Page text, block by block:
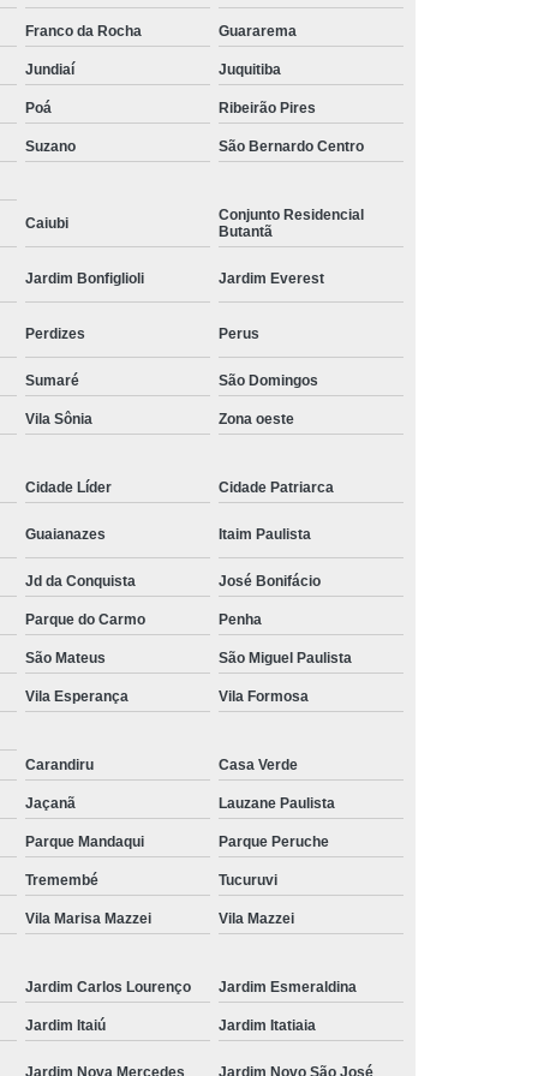
Conserto Servo Amplifier Fanuc
Axodin
Conserto de Drive Siemens
Fonte Chaveada Siemens
Conserto Simodrive Digital Siemens
T/b/k
Reparo Servo Drive Siemens
Conserto Servo Motor Brushless
Conserto Servo Motor Okuma
Conserto Servo Motor Reliance
Yaskawa
Manutenção Motores Fanuc
Servo Motor Siemens Linha 1fk
Manutenção Motor Corrente Continua Siemens
Preventiva Servo Motor Siemens
Dc Siemens
Servo Motor Siemens
Carimbadeiras Eletrônicas
Conserto Equipamentos Medição
Monitor Lcd
Conserto Motor Spindle
Placas Pneumáticas
em Reparo de Motores Industriais
Franco da Rocha Guararema
Jundiaí Juquitiba
Poá Ribeirão Pires
Suzano São Bernardo Centro
Caiubi
Conjunto Residencial
Butantã
Jardim Bonfiglioli Jardim Everest
Perdizes Perus
Sumaré São Domingos
Vila Sônia Zona oeste
Cidade Líder Cidade Patriarca
Guaianazes Itaim Paulista
Jd da Conquista José Bonifácio
Parque do Carmo Penha
São Mateus São Miguel Paulista
Vila Esperança Vila Formosa
Carandiru Casa Verde
Jaçanã Lauzane Paulista
Parque Mandaqui Parque Peruche
Tremembé Tucuruvi
Vila Marisa Mazzei Vila Mazzei
Jardim Carlos Lourenço Jardim Esmeraldina
Jardim Itaiú Jardim Itatiaia
Jardim Nova Mercedes Jardim Novo São José